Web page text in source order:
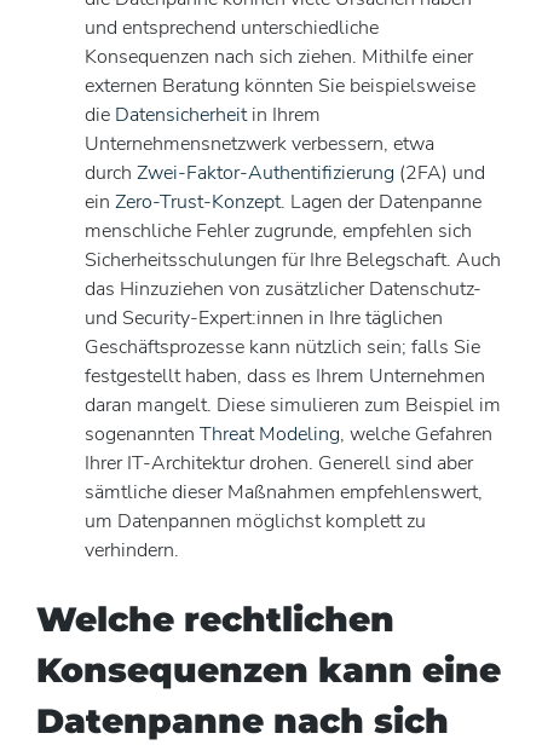
und entsprechend unterschiedliche
Konsequenzen nach sich ziehen. Mithilfe einer
externen Beratung könnten Sie beispielsweise
die Datensicherheitin Ihrem
Unternehmensnetzwerk verbessern, etwa
durch Zwei-Faktor-Authentifizierung (2FA) und
ein Zero-Trust-Konzept. Lagen der Datenpanne
menschliche Fehler zugrunde, empfehlen sich
Sicherheitsschulungen für Ihre Belegschaft. Auch
das Hinzuziehen von zusätzlicher Datenschutz-
und Security-Expert:innen in Ihre täglichen
Geschäftsprozesse kann nützlich sein; falls Sie
festgestellt haben, dass es Ihrem Unternehmen
daran mangelt. Diese simulieren zum Beispiel im
sogenannten Threat Modeling, welche Gefahren
Ihrer IT-Architektur drohen. Generell sind aber
sämtliche dieser Maßnahmen empfehlenswert,
um Datenpannen möglichst komplett zu
verhindern.
Welche rechtlichen
Konsequenzen kann eine
Datenpanne nach sich